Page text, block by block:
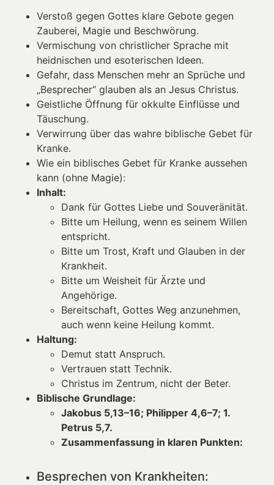
Verstoß gegen Gottes klare Gebote gegen
Zauberei, Magie und Beschwörung.
Vermischung von christlicher Sprache mit
heidnischen und esoterischen Ideen.
Gefahr, dass Menschen mehr an Sprüche und
„Besprecher“ glauben als an Jesus Christus.
Geistliche Öffnung für okkulte Einflüsse und
Täuschung.
Verwirrung über das wahre biblische Gebet für
Kranke.
Wie ein biblisches Gebet für Kranke aussehen
kann (ohne Magie):
Inhalt:
Dank für Gottes Liebe und Souveränität.
Bitte um Heilung, wenn es seinem Willen
entspricht.
Bitte um Trost, Kraft und Glauben in der
Krankheit.
Bitte um Weisheit für Ärzte und
Angehörige.
Bereitschaft, Gottes Weg anzunehmen,
auch wenn keine Heilung kommt.
Haltung:
Demut statt Anspruch.
Vertrauen statt Technik.
Christus im Zentrum, nicht der Beter.
Biblische Grundlage:
Jakobus 5,13–16; Philipper 4,6–7; 1.
Petrus 5,7.
Zusammenfassung in klaren Punkten:
Besprechen von Krankheiten: